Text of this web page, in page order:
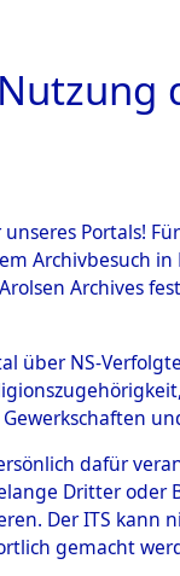
Portals!
Archivbesuch
Archives
über NS-
dafür
Dritter
Der ITS
gemacht